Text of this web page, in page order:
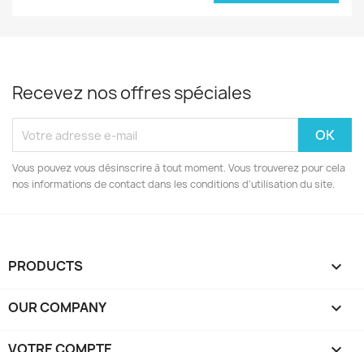
Recevez nos offres spéciales
Vous pouvez vous désinscrire à tout moment. Vous trouverez pour cela
nos informations de contact dans les conditions d'utilisation du site.
PRODUCTS 
OUR COMPANY 